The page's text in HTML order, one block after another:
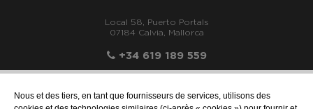
Nous et des tiers, en tant que fournisseurs de services, utilisons des
Local 58, Puerto Portals
07184 Calvia, Mallorca
+34 619 189 559